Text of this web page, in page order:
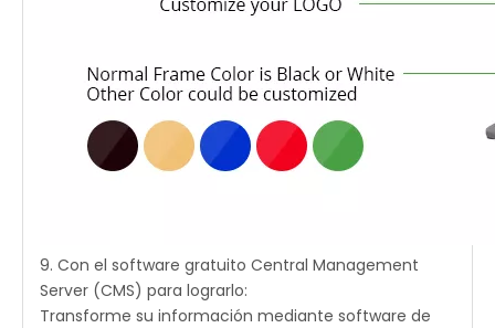
9. Con el software gratuito Central Management
Server (CMS) para lograrlo:
Transforme su información mediante software de